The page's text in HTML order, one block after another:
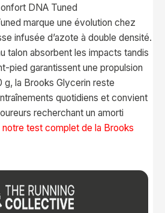
DNA Tuned
marque une évolution chez
infusée d’azote à double densité.
talon absorbent les impacts tandis
pied garantissent une propulsion
g, la Brooks Glycerin reste
quotidiens et convient
recherchant un amorti
test complet de la Brooks